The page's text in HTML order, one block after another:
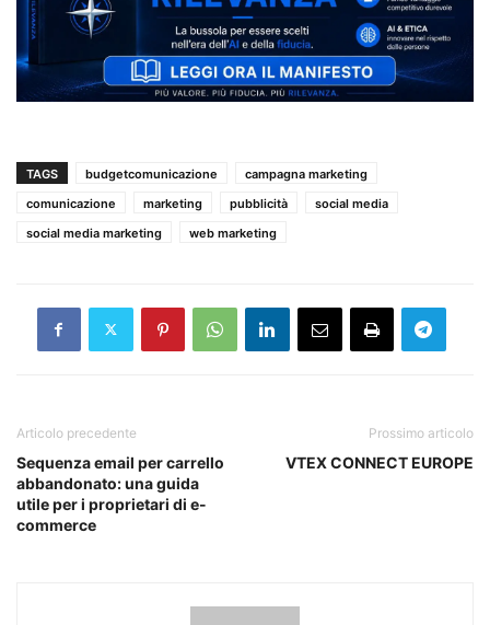
TAGS budgetcomunicazione
campagna marketing
comunicazione
marketing pubblicità
social media
social media marketing
web marketing
Articolo precedente
Sequenza email per carrello
abbandonato: una guida
utile per i proprietari di e-
commerce
Prossimo articolo
VTEX CONNECT EUROPE